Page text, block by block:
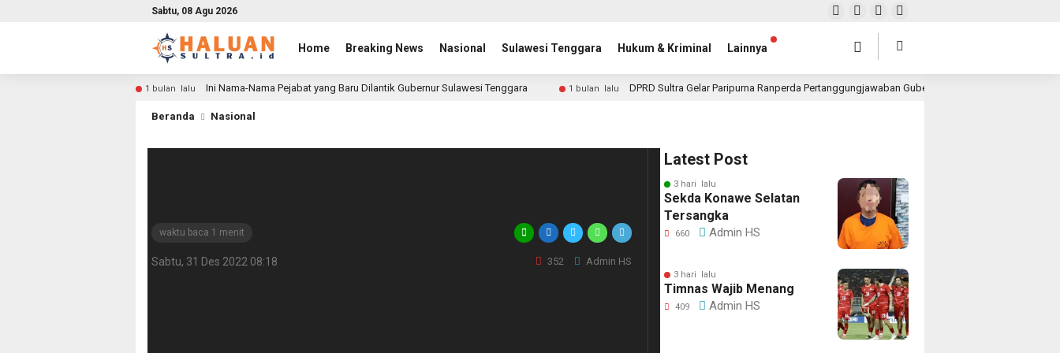
Sabtu, 08 Agu 2026
Home Breaking News Nasional Sulawesi Tenggara Hukum & Kriminal Lainnya
1 bulan lalu Ini Nama-Nama Pejabat yang Baru Dilantik Gubernur Sulawesi Tenggara 1 bulan lalu DPRD Sultra Gelar Paripurna Ranperda Pertanggungjawaban Gubernur 2025, Realisasi APBD
Beranda Nasional
waktu baca 1 menit
Sabtu, 31 Des 2022 08:18 352 Admin HS
Latest Post
3 hari lalu
Sekda Konawe Selatan
Tersangka
660 Admin HS
3 hari lalu
Timnas Wajib Menang
409 Admin HS